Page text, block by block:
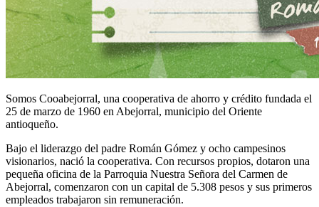
Somos Cooabejorral, una cooperativa de ahorro y crédito fundada el
25 de marzo de 1960 en Abejorral, municipio del Oriente
antioqueño.
Bajo el liderazgo del padre Román Gómez y ocho campesinos
visionarios, nació la cooperativa. Con recursos propios, dotaron una
pequeña oficina de la Parroquia Nuestra Señora del Carmen de
Abejorral, comenzaron con un capital de 5.308 pesos y sus primeros
empleados trabajaron sin remuneración.